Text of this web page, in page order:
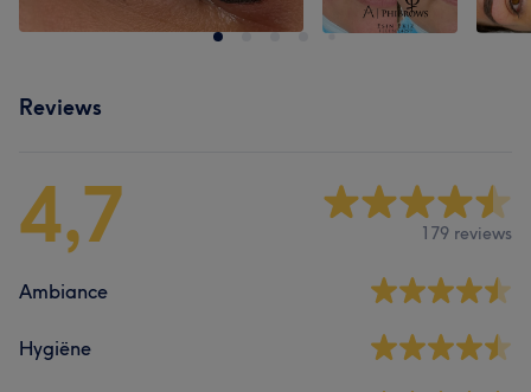
Reviews
4,7 179 reviews
Ambiance
Hygiëne